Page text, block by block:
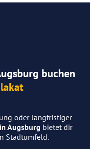
buchen
oder langfristiger
Augsburg bietet dir
Stadtumfeld.